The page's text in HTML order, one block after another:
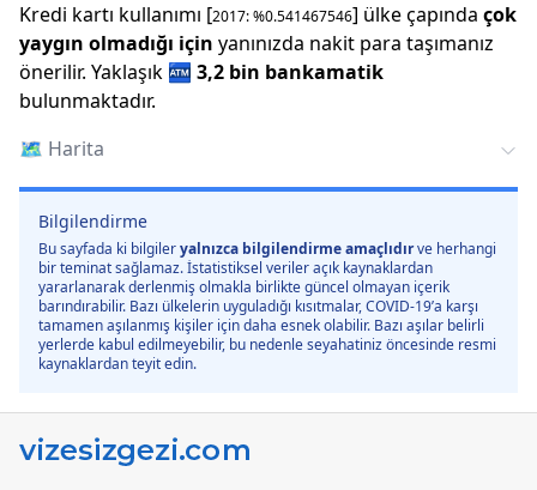
Kredi kartı kullanımı [2017: %0.541467546] ülke çapında çok
yaygın olmadığı için yanınızda nakit para taşımanız
önerilir. Yaklaşık 🏧 3,2 bin bankamatik
bulunmaktadır.
🗺️ Harita
Bilgilendirme
Bu sayfada ki bilgileryalnızca bilgilendirme amaçlıdırve herhangi
bir teminat sağlamaz. İstatistiksel veriler açık kaynaklardan
yararlanarak derlenmiş olmakla birlikte güncel olmayan içerik
barındırabilir. Bazı ülkelerin uyguladığı kısıtmalar, COVID-19’a karşı
tamamen aşılanmış kişiler için daha esnek olabilir. Bazı aşılar belirli
yerlerde kabul edilmeyebilir, bu nedenle seyahatiniz öncesinde resmi
kaynaklardan teyit edin.